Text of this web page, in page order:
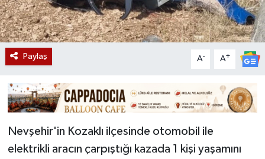
Paylaş A- A+
Nevşehir'in Kozaklı ilçesinde otomobil ile
elektrikli aracın çarpıştığı kazada 1 kişi yaşamını